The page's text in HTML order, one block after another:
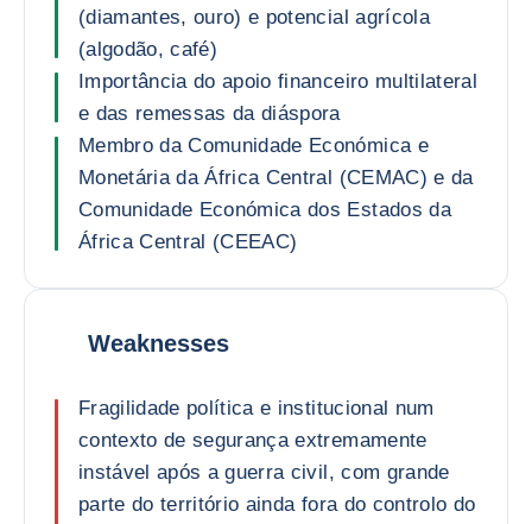
(diamantes, ouro) e potencial agrícola
(algodão, café)
Importância do apoio financeiro multilateral
e das remessas da diáspora
Membro da Comunidade Económica e
Monetária da África Central (CEMAC) e da
Comunidade Económica dos Estados da
África Central (CEEAC)
Weaknesses
Fragilidade política e institucional num
contexto de segurança extremamente
instável após a guerra civil, com grande
parte do território ainda fora do controlo do